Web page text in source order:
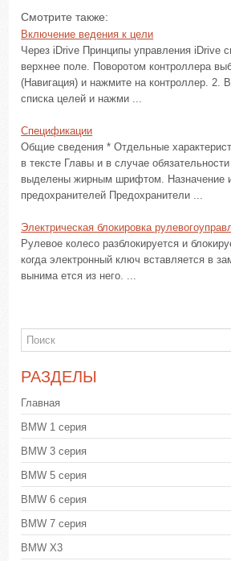
Смотрите также:
Включение ведения к цели
Через iDrive Принципы управления iDrive
верхнее поле. Поворотом контроллера
(Навигация) и нажмите на контроллер. 2.
списка целей и нажми ...
Спецификации
Общие сведения * Отдельные
в тексте Главы и в случае
выделены жирным шрифтом. Назначение
предохранителей Предохранители ...
Электрическая блокировка
Рулевое колесо разблокируется и
когда электронный ключ вставляется в
вынима ется из него. ...
РАЗДЕЛЫ
Главная
BMW 1 серия
BMW 3 серия
BMW 5 серия
BMW 6 серия
BMW 7 серия
BMW X3